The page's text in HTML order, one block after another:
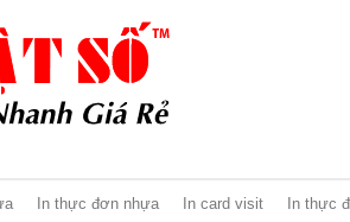
In thực đơn nhựa In card visit In thực